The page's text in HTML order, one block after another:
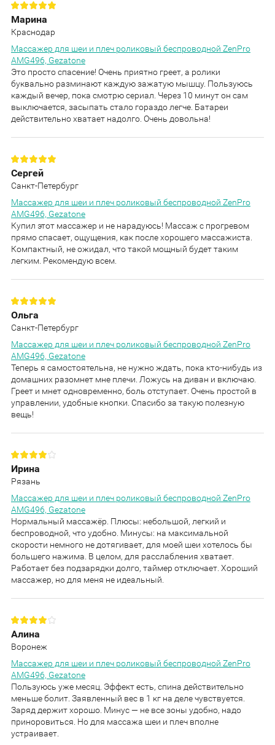
Марина
Краснодар
Массажер для шеи и плеч роликовый беспроводной ZenPro
AMG496, Gezatone
Это просто спасение! Очень приятно греет, а ролики
буквально разминают каждую зажатую мышцу. Пользуюсь
каждый вечер, пока смотрю сериал. Через 10 минут он сам
выключается, засыпать стало гораздо легче. Батареи
действительно хватает надолго. Очень довольна!
Сергей
Санкт-Петербург
Массажер для шеи и плеч роликовый беспроводной ZenPro
AMG496, Gezatone
Купил этот массажер и не нарадуюсь! Массаж с прогревом
прямо спасает, ощущения, как после хорошего массажиста.
Компактный, не ожидал, что такой мощный будет таким
легким. Рекомендую всем.
Ольга
Санкт-Петербург
Массажер для шеи и плеч роликовый беспроводной ZenPro
AMG496, Gezatone
Теперь я самостоятельна, не нужно ждать, пока кто-нибудь из
домашних разомнет мне плечи. Ложусь на диван и включаю.
Греет и мнет одновременно, боль отступает. Очень простой в
управлении, удобные кнопки. Спасибо за такую полезную
вещь!
Ирина
Рязань
Массажер для шеи и плеч роликовый беспроводной ZenPro
AMG496, Gezatone
Нормальный массажёр. Плюсы: небольшой, легкий и
беспроводной, что удобно. Минусы: на максимальной
скорости немного не дотягивает, для моей шеи хотелось бы
большего нажима. В целом, для расслабления хватает.
Работает без подзарядки долго, таймер отключает. Хороший
массажер, но для меня не идеальный.
Алина
Воронеж
Массажер для шеи и плеч роликовый беспроводной ZenPro
AMG496, Gezatone
Пользуюсь уже месяц. Эффект есть, спина действительно
меньше болит. Заявленный вес в 1 кг на деле чувствуется.
Заряд держит хорошо. Минус — не все зоны удобно, надо
приноровиться. Но для массажа шеи и плеч вполне
устраивает.